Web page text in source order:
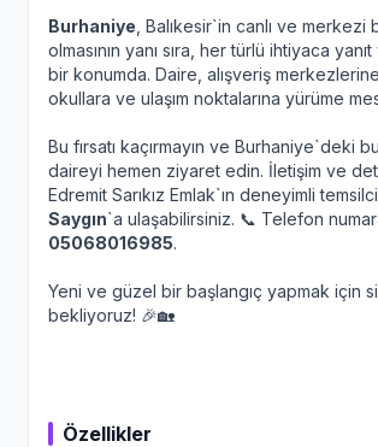
Burhaniye , Balıkesir`in canlı ve merkezi
olmasının yanı sıra, her türlü ihtiyaca
bir konumda. Daire, alışveriş
okullara ve ulaşım noktalarına yürüme
Bu fırsatı kaçırmayın ve Burhaniye`deki
daireyi hemen ziyaret edin. İletişim ve
Edremit Sarıkız Emlak`ın deneyimli
Saygın`a ulaşabilirsiniz. 📞 Telefon
05068016985.
Yeni ve güzel bir başlangıç yapmak için
bekliyoruz! 🎉🏡
Özellikler